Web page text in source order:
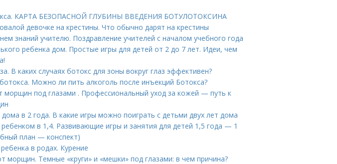
КАРТА БЕЗОПАСНОЙ ГЛУБИНЫ ВВЕДЕНИЯ БОТУЛОТОКСИНА
девочке на крестины. Что обычно дарят на крестины
знаний учителю. Поздравление учителей с началом учебного года
ребенка дом. Простые игры для детей от 2 до 7 лет. Идеи, чем
В каких случаях ботокс для зоны вокруг глаз эффективен?
Можно ли пить алкоголь после инъекций Ботокса?
морщин под глазами . Профессиональный уход за кожей — путь к
в 2 года. В какие игры можно поиграть с детьми двух лет дома
в 1,4. Развивающие игры и занятия для детей 1,5 года — 1
план — конспект)
в родах. Курение
морщин. Темные «круги» и «мешки» под глазами: в чем причина?